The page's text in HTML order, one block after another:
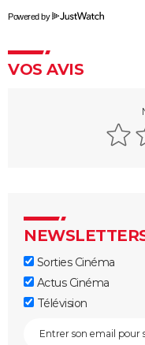
avis, critiques,
ne voudront pas
La Planète des
Superman : est-ce
coup ? Voici ce
Mission Impossible
indispensable de
Mission Impossible
Avengers
Powered by
VOS AVIS
Sorties Cinéma
Actus Cinéma
Télévision